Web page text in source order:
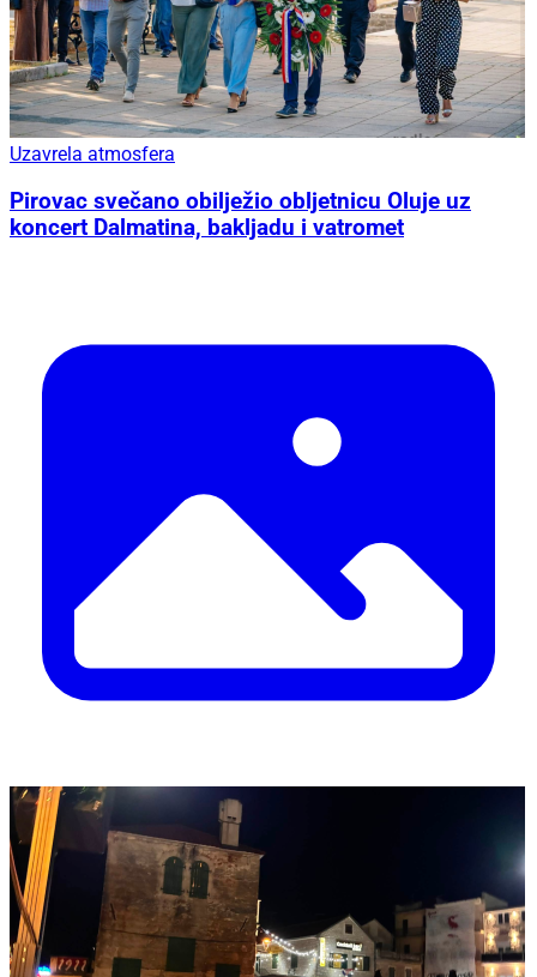
Uzavrela atmosfera
Pirovac svečano obilježio obljetnicu Oluje uz
koncert Dalmatina, bakljadu i vatromet